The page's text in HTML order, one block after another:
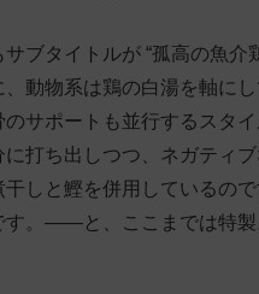
ブタイトルが “孤高の魚介
、動物系は鶏の白湯を軸に
サポートも並行するスタ
打ち出しつつ、ネガティ
干しと鰹を併用しているの
す。——と、ここまでは特製